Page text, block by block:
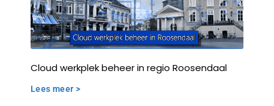
Cloud werkplek beheer in regio Roosendaal
Lees meer >